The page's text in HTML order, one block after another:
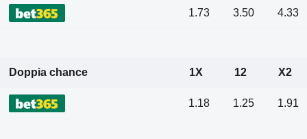
1.73 3.50 4.33
Doppia chance 1X 12 X2
1.18 1.25 1.91